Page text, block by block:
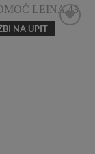
NA UPIT
Add to